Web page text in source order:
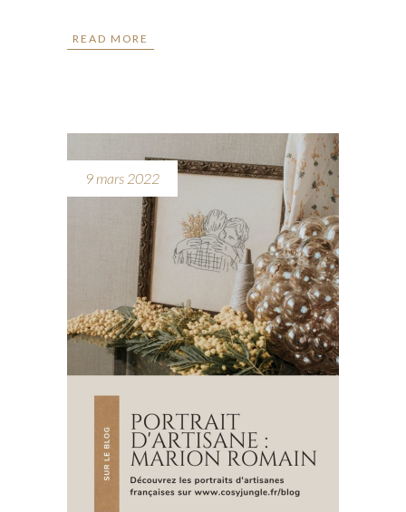
READ MORE
9 mars 2022